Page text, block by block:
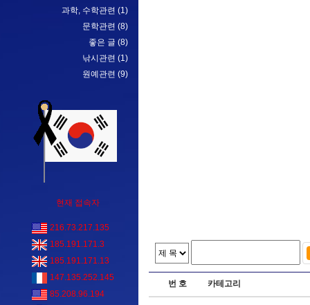
과학, 수학관련 (1)
문학관련 (8)
좋은 글 (8)
낚시관련 (1)
원예관련 (9)
현재 접속자
216.73.217.135
185.191.171.3
185.191.171.13
147.135.252.145
85.208.96.194
번 호 카테고리